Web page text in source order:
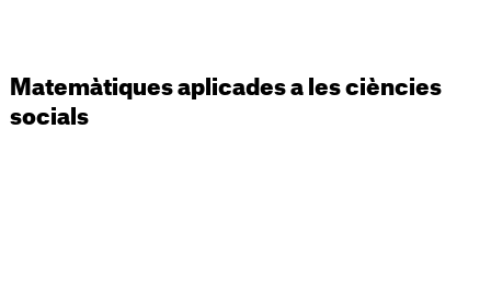
Matemàtiques aplicades a les ciències
socials